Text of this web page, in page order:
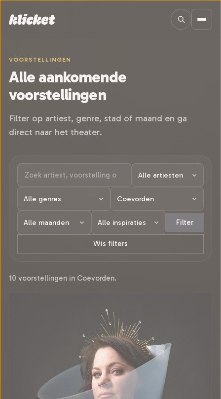
VOORSTELLINGEN
Alle aankomende
voorstellingen
Filter op artiest, genre, stad of maand en ga
direct naar het theater.
Filter
Wis filters
10 voorstellingen in Coevorden.